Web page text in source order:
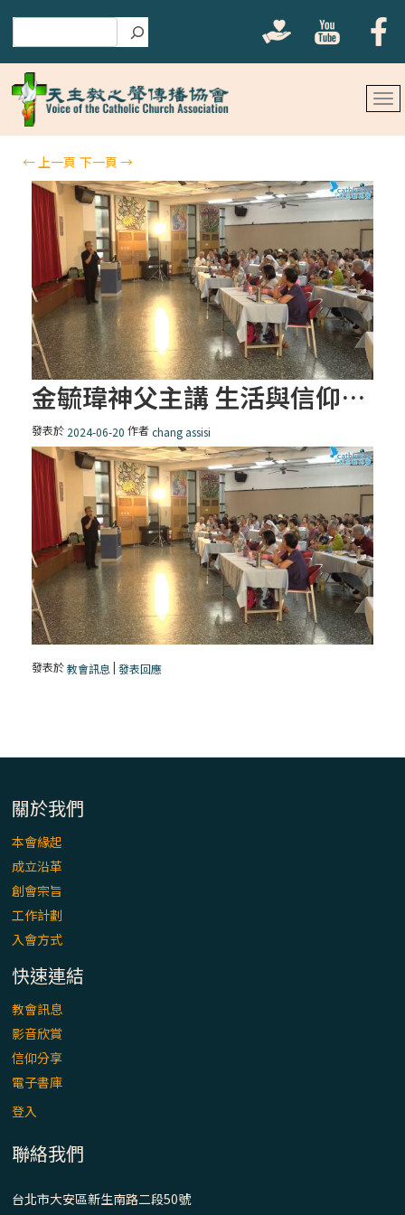
←上一頁 下一頁→
金毓瑋神父主講 生活與信仰–來自天主的十句話(下)
發表於 2024-06-20 作者chang assisi
發表於教會訊息|發表回應
關於我們
本會緣起
成立沿革
創會宗旨
工作計劃
入會方式
快速連結
教會訊息
影音欣賞
信仰分享
電子書庫
登入
聯絡我們
台北市大安區新生南路二段50號